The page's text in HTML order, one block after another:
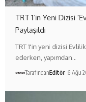
TRT 1’in Yeni Dizisi
Paylaşıldı
TRT 1'in yeni dizisi
ederken, yapımdan…
TarafındanEditör 6 Ağu